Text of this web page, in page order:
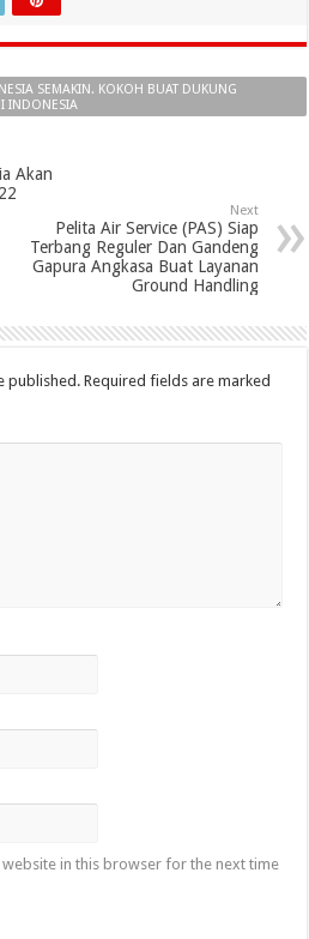
SEMAKIN. KOKOH BUAT DUKUNG
INDONESIA
Akan
Next
Pelita Air Service (PAS) Siap
Terbang Reguler Dan Gandeng
Gapura Angkasa Buat Layanan
Ground Handling
published. Required fields are marked
website in this browser for the next time